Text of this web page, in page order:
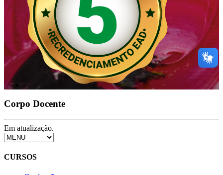
Corpo Docente
Em atualização.
CURSOS